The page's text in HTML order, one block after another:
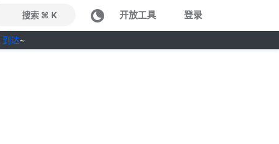
搜索 ⌘ K 开放工具 登录
到达~